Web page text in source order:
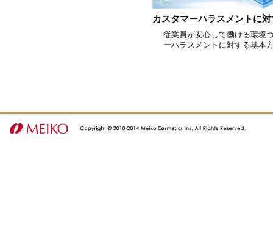
カスタマーハラスメントに
従業員が安心して働ける環境
ーハラスメントに対する基本